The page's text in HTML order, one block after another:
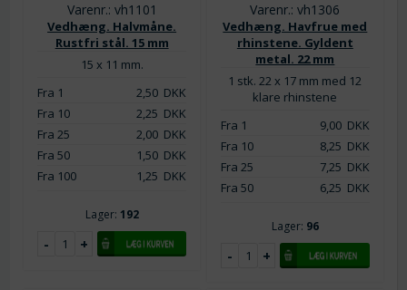
Varenr.: vh1101
Vedhæng. Halvmåne.
Rustfri stål. 15 mm
15 x 11 mm.
Fra 1
2,50DKK
Fra 10
2,25 DKK
Fra 25
2,00DKK
Fra 50
1,50DKK
Fra 100
1,25 DKK
Lager: 192
Varenr.: vh1306
Vedhæng. Havfrue med
rhinstene. Gyldent
metal. 22 mm
1 stk. 22 x 17 mm med 12
klare rhinstene
Fra 1
9,00DKK
Fra 10
8,25 DKK
Fra 25
7,25 DKK
Fra 50
6,25 DKK
Lager: 96